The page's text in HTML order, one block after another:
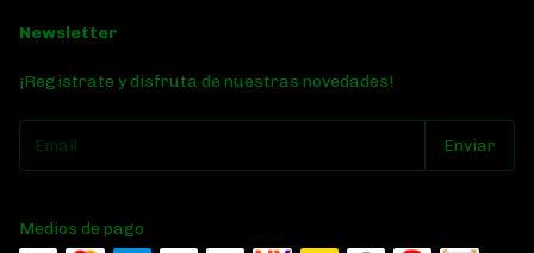
Newsletter
¡Registrate y disfruta de nuestras novedades!
Medios de pago